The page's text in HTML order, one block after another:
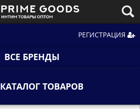
РЕГИСТРАЦИЯ
ВСЕ БРЕНДЫ
КАТАЛОГ ТОВАРОВ